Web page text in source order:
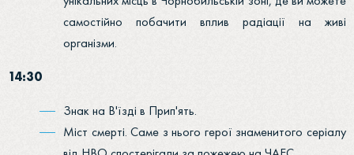
самостійно побачити вплив радіації на живі
організми.
14:30
Знак на В'їзді в Прип'ять.
Міст смерті. Саме з нього герої знаменитого серіалу